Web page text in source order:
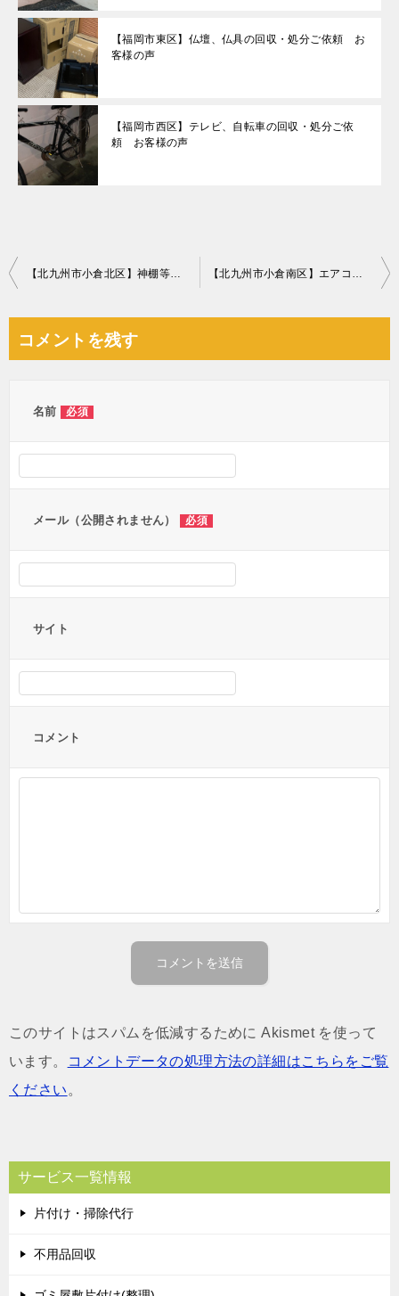
【福岡市東区】仏壇、仏具の回収・処分ご依頼 お
客様の声
【福岡市西区】テレビ、自転車の回収・処分ご依
頼 お客様の声
投
ビ
【北九州市小倉北区】神棚等の回収・処分 お客様の声 【北九州市小倉南区】エアコンの回収 お客様の声
コメントを残す
名前 必須
メール（公開されません） 必須
サイト
コメント
このサイトはスパムを低減するために Akismet を使って
います。
コメントデータの処理方法の詳細はこちらをご覧
ください 。
サービス一覧情報
片付け・掃除代行
不用品回収